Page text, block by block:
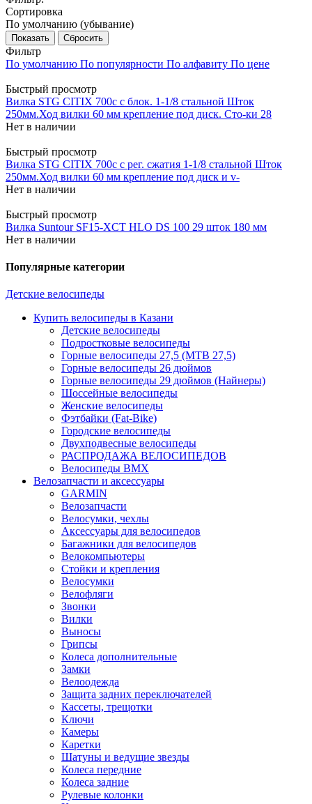
Сортировка
По умолчанию (убывание)
Сбросить
Фильтр
По умолчанию По популярности По алфавиту По цене
Быстрый просмотр
Вилка STG CITIX 700с с блок. 1-1/8 стальной Шток
250мм.Ход вилки 60 мм крепление под диск. Сто-ки 28
Нет в наличии
Быстрый просмотр
Вилка STG CITIX 700с с рег. сжатия 1-1/8 стальной Шток
250мм.Ход вилки 60 мм крепление под диск и v-
Нет в наличии
Быстрый просмотр
Вилка Suntour SF15-XCT HLO DS 100 29 шток 180 мм
Нет в наличии
Популярные категории
Детские велосипеды
Купить велосипеды в Казани
Детские велосипеды
Подростковые велосипеды
Горные велосипеды 27,5 (MTB 27,5)
Горные велосипеды 26 дюймов
Горные велосипеды 29 дюймов (Найнеры)
Шоссейные велосипеды
Женские велосипеды
Фэтбайки (Fat-Bike)
Городские велосипеды
Двухподвесные велосипеды
РАСПРОДАЖА ВЕЛОСИПЕДОВ
Велосипеды BMX
Велозапчасти и аксессуары
GARMIN
Велозапчасти
Велосумки, чехлы
Аксессуары для велосипедов
Багажники для велосипедов
Велокомпьютеры
Стойки и крепления
Велосумки
Велофляги
Звонки
Вилки
Выносы
Грипсы
Колеса дополнительные
Замки
Велоодежда
Защита задних переключателей
Кассеты, трещотки
Ключи
Камеры
Каретки
Шатуны и ведущие звезды
Колеса передние
Колеса задние
Рулевые колонки